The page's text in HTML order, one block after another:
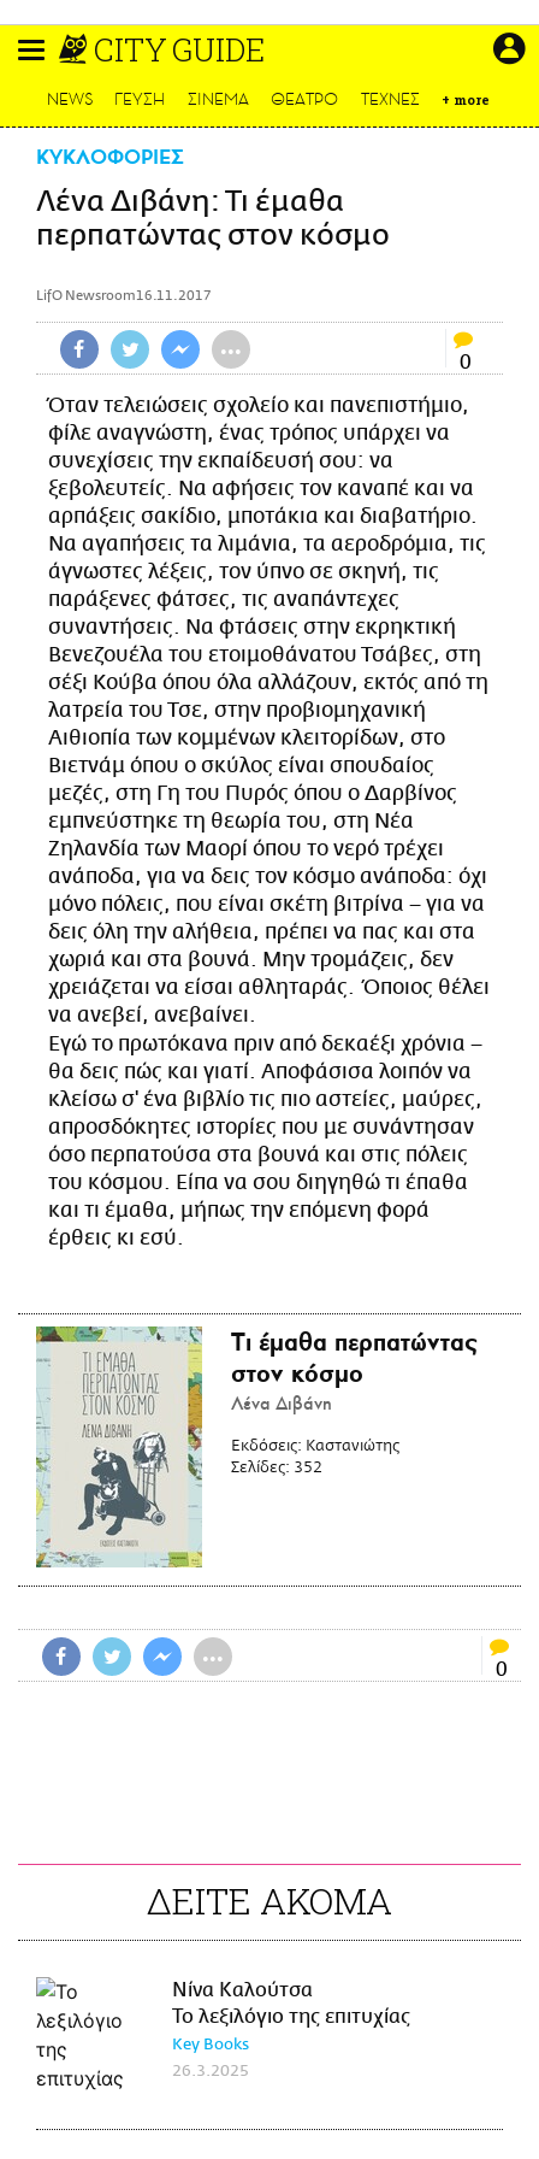
περιεχόμενο
CITY GUIDE
LIFO SHOP
NEWSLETTER
ΜΙΚΡΟΠΡΑΓΜΑΤΑ
THE GOOD LIFO
LIFOLAND
CITY GUIDE
ΑΜΠΑ
PRINT
ΕΙΔΗΣΕΙΣ
CULTURE
ΑΠΟΨΕΙΣ
ΤΡΟΠΟΣ ΖΩΗΣ
PODCASTS
NEWS ΓΕΥΣΗ ΣΙΝΕΜΑ ΘΕΑΤΡΟ ΤΕΧΝΕΣ + more
ΚΥΚΛΟΦΟΡΙΕΣ
Λένα Διβάνη: Τι έμαθα
περπατώντας στον κόσμο
LifO Newsroom16.11.2017
•••
0
Όταν τελειώσεις σχολείο και πανεπιστήμιο,
φίλε αναγνώστη, ένας τρόπος υπάρχει να
συνεχίσεις την εκπαίδευσή σου: να
ξεβολευτείς. Να αφήσεις τον καναπέ και να
αρπάξεις σακίδιο, μποτάκια και διαβατήριο.
Να αγαπήσεις τα λιμάνια, τα αεροδρόμια, τις
άγνωστες λέξεις, τον ύπνο σε σκηνή, τις
παράξενες φάτσες, τις αναπάντεχες
συναντήσεις. Να φτάσεις στην εκρηκτική
Βενεζουέλα του ετοιμοθάνατου Τσάβες, στη
σέξι Κούβα όπου όλα αλλάζουν, εκτός από τη
λατρεία του Τσε, στην προβιομηχανική
Αιθιοπία των κομμένων κλειτορίδων, στο
Βιετνάμ όπου ο σκύλος είναι σπουδαίος
μεζές, στη Γη του Πυρός όπου ο Δαρβίνος
εμπνεύστηκε τη θεωρία του, στη Νέα
Ζηλανδία των Μαορί όπου το νερό τρέχει
ανάποδα, για να δεις τον κόσμο ανάποδα: όχι
μόνο πόλεις, που είναι σκέτη βιτρίνα – για να
δεις όλη την αλήθεια, πρέπει να πας και στα
χωριά και στα βουνά. Μην τρομάζεις, δεν
χρειάζεται να είσαι αθληταράς. Όποιος θέλει
να ανεβεί, ανεβαίνει.
Εγώ το πρωτόκανα πριν από δεκαέξι χρόνια –
θα δεις πώς και γιατί. Αποφάσισα λοιπόν να
κλείσω σ' ένα βιβλίο τις πιο αστείες, μαύρες,
απροσδόκητες ιστορίες που με συνάντησαν
όσο περπατούσα στα βουνά και στις πόλεις
του κόσμου. Είπα να σου διηγηθώ τι έπαθα
και τι έμαθα, μήπως την επόμενη φορά
έρθεις κι εσύ.
Τι έμαθα περπατώντας
στον κόσμο
Λένα Διβάνη
Εκδόσεις: Καστανιώτης
Σελίδες: 352
•••
0
ΔΕΙΤΕ ΑΚΟΜΑ
Νίνα Καλούτσα
Το λεξιλόγιο της επιτυχίας
Key Books
26.3.2025